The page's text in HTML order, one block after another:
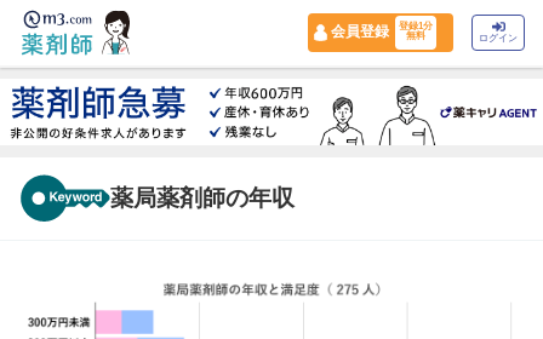
会員登録
登録1分
無料
ログイン
薬局薬剤師の年収